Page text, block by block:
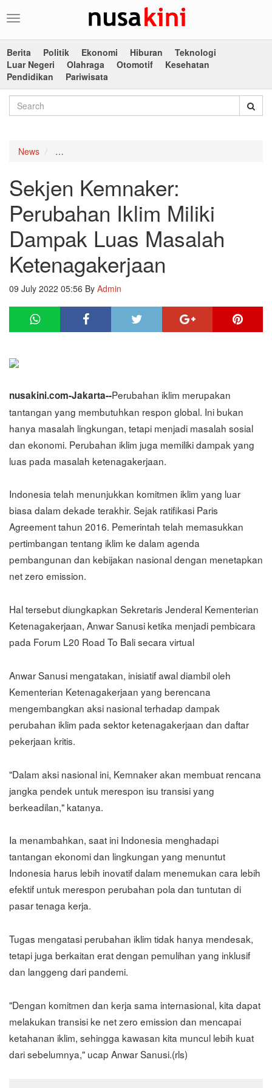
Toggle
Berita
Politik Ekonomi Hiburan
Teknologi
Luar Negeri
Olahraga Otomotif
Kesehatan
Pendidikan
Pariwisata
News
Sekjen Kemnaker:
Perubahan Iklim Miliki
Dampak Luas Masalah
Ketenagakerjaan
09 July 2022 05:56 By Admin
nusakini.com-Jakarta--Perubahan iklim merupakan
tantangan yang membutuhkan respon global. Ini bukan
hanya masalah lingkungan, tetapi menjadi masalah sosial
dan ekonomi. Perubahan iklim juga memiliki dampak yang
luas pada masalah ketenagakerjaan.
Indonesia telah menunjukkan komitmen iklim yang luar
biasa dalam dekade terakhir. Sejak ratifikasi Paris
Agreement tahun 2016. Pemerintah telah memasukkan
pertimbangan tentang iklim ke dalam agenda
pembangunan dan kebijakan nasional dengan menetapkan
net zero emission.
Hal tersebut diungkapkan Sekretaris Jenderal Kementerian
Ketenagakerjaan, Anwar Sanusi ketika menjadi pembicara
pada Forum L20 Road To Bali secara virtual
Anwar Sanusi mengatakan, inisiatif awal diambil oleh
Kementerian Ketenagakerjaan yang berencana
mengembangkan aksi nasional terhadap dampak
perubahan iklim pada sektor ketenagakerjaan dan daftar
pekerjaan kritis.
"Dalam aksi nasional ini, Kemnaker akan membuat rencana
jangka pendek untuk merespon isu transisi yang
berkeadilan," katanya.
Ia menambahkan, saat ini Indonesia menghadapi
tantangan ekonomi dan lingkungan yang menuntut
Indonesia harus lebih inovatif dalam menemukan cara lebih
efektif untuk merespon perubahan pola dan tuntutan di
pasar tenaga kerja.
Tugas mengatasi perubahan iklim tidak hanya mendesak,
tetapi juga berkaitan erat dengan pemulihan yang inklusif
dan langgeng dari pandemi.
"Dengan komitmen dan kerja sama internasional, kita dapat
melakukan transisi ke net zero emission dan mencapai
ketahanan iklim, sehingga kawasan kita muncul lebih kuat
dari sebelumnya," ucap Anwar Sanusi.(rls)